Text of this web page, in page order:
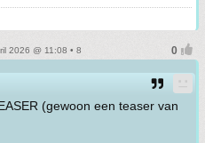
2026 @ 11:08 • 8
(gewoon een teaser van